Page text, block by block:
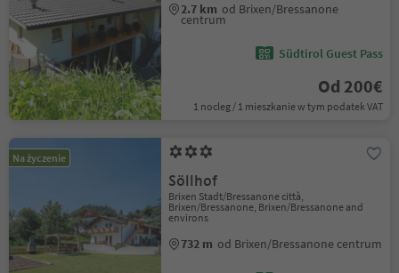
2.7 km od Brixen/Bressanone
centrum
Südtirol Guest Pass
Od 200€
1 nocleg / 1 mieszkanie w tym podatek VAT
Na życzenie
Söllhof
Brixen Stadt/Bressanone città,
Brixen/Bressanone, Brixen/Bressanone and
environs
732 m od Brixen/Bressanone centrum